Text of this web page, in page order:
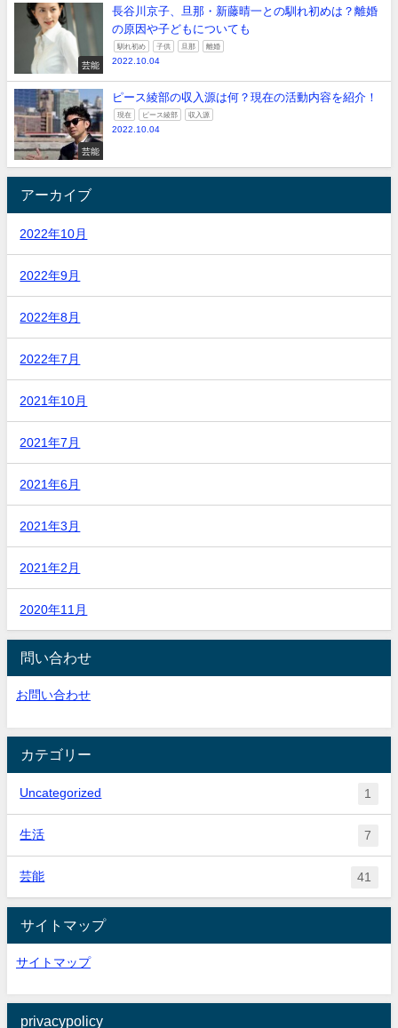
芸能
長谷川京子、旦那・新藤晴一との馴れ初めは？離婚
の原因や子どもについても
馴れ初め 子供 旦那 離婚
2022.10.04
芸能
ピース綾部の収入源は何？現在の活動内容を紹介！
現在 ピース綾部 収入源
2022.10.04
アーカイブ
2022年10月
2022年9月
2022年8月
2022年7月
2021年10月
2021年7月
2021年6月
2021年3月
2021年2月
2020年11月
問い合わせ
お問い合わせ
カテゴリー
Uncategorized 1
生活 7
芸能 41
サイトマップ
サイトマップ
privacypolicy